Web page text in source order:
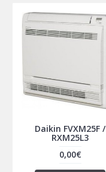
Daikin FVXM25F /
RXM25L3
0,00€